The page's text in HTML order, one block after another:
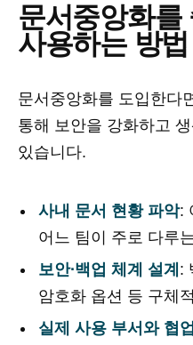
문서중앙화를
사용하는 방법
문서중앙화를 도입한다
통해 보안을 강화하고
있습니다.
사내 문서 현황 파악:
어느 팀이 주로 다루
보안∙백업 체계 설계 :
암호화 옵션 등 구체
실제 사용 부서와 협업